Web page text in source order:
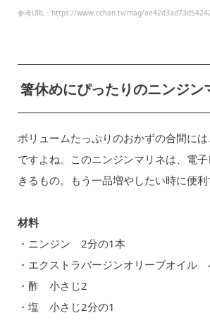
参考URL：https://www.cchan.tv/mag/
箸休めにぴったりのニンジン
ボリュームたっぷりのおかずの合間に
ですよね。このニンジンマリネは、電
きるもの。もう一品増やしたい時に便利
材料
・ニンジン 2分の1本
・エクストラバージンオリーブオイル
・酢 小さじ2
・塩 小さじ2分の1